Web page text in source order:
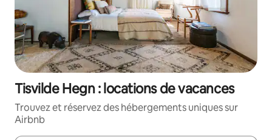
Tisvilde Hegn : locations de vacances
Trouvez et réservez des hébergements uniques sur
Airbnb